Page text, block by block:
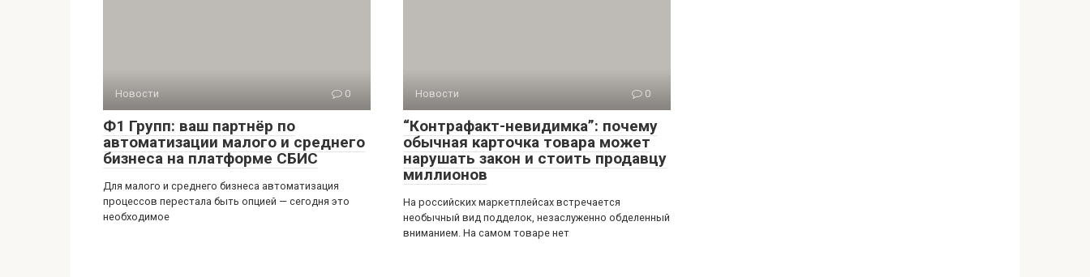
Новости 0
Ф1 Групп: ваш партнёр по
автоматизации малого и среднего
бизнеса на платформе СБИС
Для малого и среднего бизнеса автоматизация
процессов перестала быть опцией — сегодня это
необходимое
Новости 0
“Контрафакт-невидимка”: почему
обычная карточка товара может
нарушать закон и стоить продавцу
миллионов
На российских маркетплейсах встречается
необычный вид подделок, незаслуженно обделенный
вниманием. На самом товаре нет